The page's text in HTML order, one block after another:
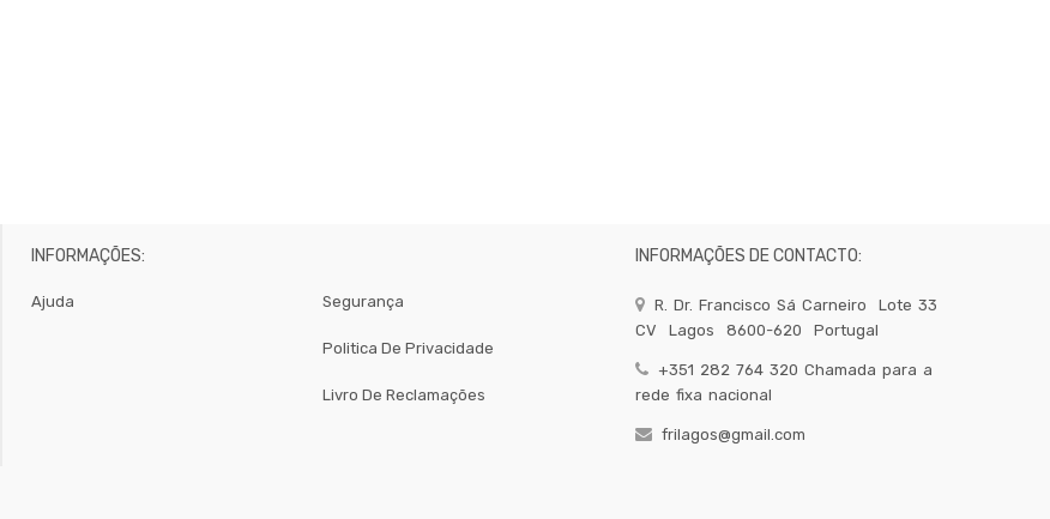
INFORMAÇÕES:
Ajuda Segurança
Politica De Privacidade
Livro De Reclamações
INFORMAÇÕES DE CONTACTO:
R. Dr. Francisco Sá Carneiro
Lote 33
CV
Lagos 8600-620 Portugal
+351 282 764 320 Chamada para a
rede fixa nacional
frilagos@gmail.com